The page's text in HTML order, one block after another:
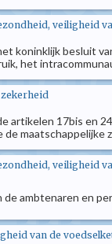
veiligheid
koninklijk besluit
het
artikelen 17bis en
maatschappelijke
veiligheid
ambtenaren en
van de